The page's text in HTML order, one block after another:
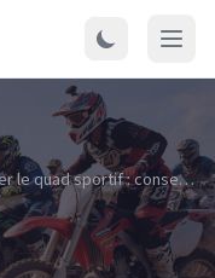
Débuter le quad sportif : conseils et règles de sécurité